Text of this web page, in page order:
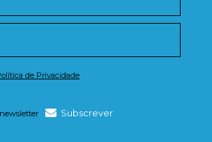
de Privacidade
Subscrever